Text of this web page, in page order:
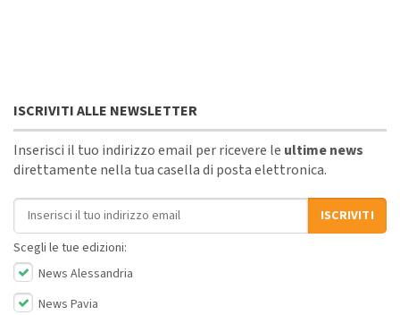
ISCRIVITI ALLE NEWSLETTER
Inserisci il tuo indirizzo email per ricevere le ultime news
direttamente nella tua casella di posta elettronica.
Indirizzo email
ISCRIVITI
Scegli le tue edizioni:
News Alessandria
News Pavia